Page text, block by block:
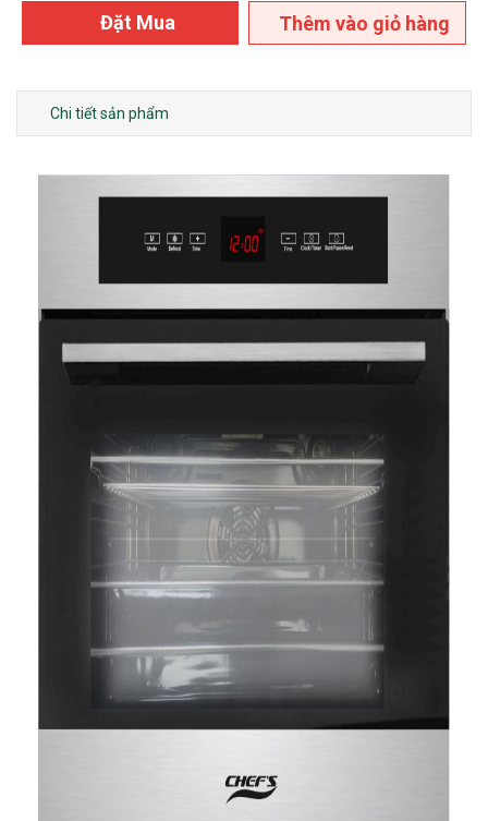
Đặt Mua Thêm vào giỏ hàng
Chi tiết sản phẩm